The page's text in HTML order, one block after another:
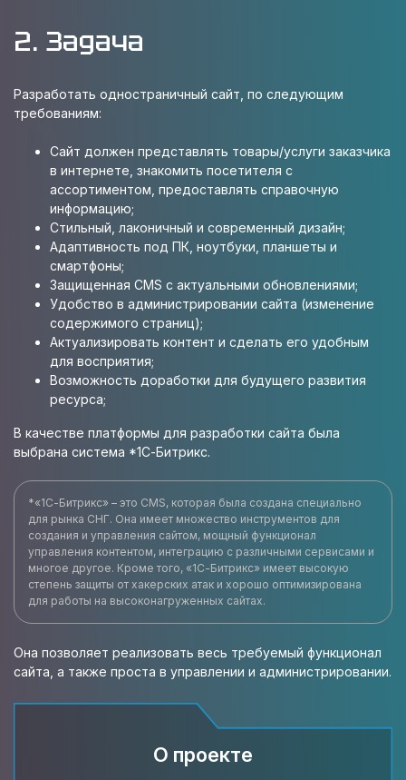
2. Задача
Разработать одностраничный сайт, по следующим
требованиям:
Сайт должен представлять товары/услуги заказчика
в интернете, знакомить посетителя с
ассортиментом, предоставлять справочную
информацию;
Стильный, лаконичный и современный дизайн;
Адаптивность под ПК, ноутбуки, планшеты и
смартфоны;
Защищенная CMS с актуальными обновлениями;
Удобство в администрировании сайта (изменение
содержимого страниц);
Актуализировать контент и сделать его удобным
для восприятия;
Возможность доработки для будущего развития
ресурса;
В качестве платформы для разработки сайта была
выбрана система *1С-Битрикс.
*«1С-Битрикс» – это CMS, которая была создана специально
для рынка СНГ. Она имеет множество инструментов для
создания и управления сайтом, мощный функционал
управления контентом, интеграцию с различными сервисами и
многое другое. Кроме того, «1С-Битрикс» имеет высокую
степень защиты от хакерских атак и хорошо оптимизирована
для работы на высоконагруженных сайтах.
Она позволяет реализовать весь требуемый функционал
сайта, а также проста в управлении и администрировании.
О проекте